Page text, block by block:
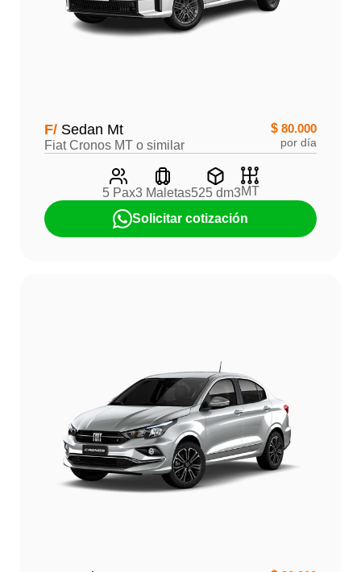
F/ Sedan Mt
Fiat Cronos MT o similar
$ 80.000
por día
5 Pax3 Maletas525 dm3MT
Solicitar cotización